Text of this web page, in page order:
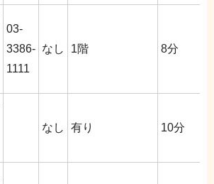
03-
3386-
1111
なし 1階 8分
なし 有り 10分